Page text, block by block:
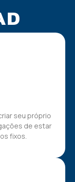
seu próprio
de estar
fixos.